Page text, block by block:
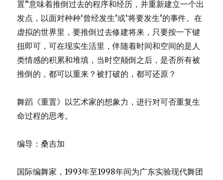
置”意味着推倒过去的程序和经历，并重新建立一个出
发点，以面对种种‘曾经发生’或‘将要发生’的事件。在
虚拟的世界里，要推倒过去修建将来，只要按一下键
扭即可，可在现实生活里，伴随着时间和空间的是人
类情感的积累和堆填，当时空颠倒之后，是否所有被
推倒的，都可以重来？被打破的，都可还原？
舞蹈《重置》以艺术家的想象力，进行对可否重复生
命过程的思考。
编导：桑吉加
国际编舞家，1993年至1998年间为广东实验现代舞团